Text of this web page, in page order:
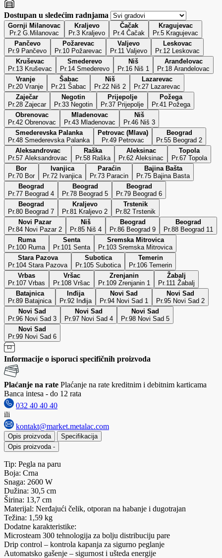
Dostupan u sledećim radnjama
Gornji Milanovac
Pr.2 G.Milanovac
Kraljevo
Pr.3 Kraljevo
Čačak
Pr.4 Čačak
Kragujevac
Pr.5 Kragujevac
Pančevo
Pr.9 Pančevo
Požarevac
Pr.10 Požarevac
Valjevo
Pr.11 Valjevo
Leskovac
Pr.12 Leskovac
Kruševac
Pr.13 Kruševac
Smederevo
Pr.14 Smederevo
Niš
Pr.16 Niš 1
Aranđelovac
Pr.18 Arandelovac
Vranje
Pr.20 Vranje
Šabac
Pr.21 Šabac
Niš
Pr.22 Niš 2
Lazarevac
Pr.27 Lazarevac
Zaječar
Pr.28 Zajecar
Negotin
Pr.33 Negotin
Prijepolje
Pr.37 Prijepolje
Požega
Pr.41 Požega
Obrenovac
Pr.42 Obrenovac
Mladenovac
Pr.43 Mladenovac
Niš
Pr.46 Niš 3
Smederevska Palanka
Pr.48 Smederevska Palanka
Petrovac (Mlava)
Pr.49 Petrovac
Beograd
Pr.55 Beograd 2
Aleksandrovac
Pr.57 Aleksandrovac
Raška
Pr.58 Raška
Aleksinac
Pr.62 Aleksinac
Topola
Pr.67 Topola
Bor
Pr.70 Bor
Ivanjica
Pr.72 Ivanjica
Paraćin
Pr.73 Paracin
Bajina Bašta
Pr.75 Bajina Basta
Beograd
Pr.77 Beograd 4
Beograd
Pr.78 Beograd 5
Beograd
Pr.79 Beograd 6
Beograd
Pr.80 Beograd 7
Kraljevo
Pr.81 Kraljevo 2
Trstenik
Pr.82 Trstenik
Novi Pazar
Pr.84 Novi Pazar 2
Niš
Pr.85 Niš 4
Beograd
Pr.86 Beograd 9
Beograd
Pr.88 Beograd 11
Ruma
Pr.100 Ruma
Senta
Pr.101 Senta
Sremska Mitrovica
Pr.103 Sremska Mitrovica
Stara Pazova
Pr.104 Stara Pazova
Subotica
Pr.105 Subotica
Temerin
Pr.106 Temerin
Vrbas
Pr.107 Vrbas
Vršac
Pr.108 Vršac
Zrenjanin
Pr.109 Zrenjanin 1
Žabalj
Pr.111 Žabalj
Batajnica
Pr.89 Batajnica
Inđija
Pr.92 Inđija
Novi Sad
Pr.94 Novi Sad 1
Novi Sad
Pr.95 Novi Sad 2
Novi Sad
Pr.96 Novi Sad 3
Novi Sad
Pr.97 Novi Sad 4
Novi Sad
Pr.98 Novi Sad 5
Novi Sad
Pr.99 Novi Sad 6
Informacije o isporuci specifičnih proizvoda
Plaćanje na rate Plaćanje na rate kreditnim i debitnim karticama
Banca intesa - do 12 rata
032 40 40 40
ili
kontakt@market.metalac.com
Opis proizvoda
Specifikacija
Opis proizvoda -
Tip: Pegla na paru
Boja: Crna
Snaga: 2600 W
Dužina: 30,5 cm
Širina: 13,7 cm
Materijal: Nerđajući čelik, otporan na habanje i dugotrajan
Težina: 1,59 kg
Dodatne karakteristike:
Microsteam 300 tehnologija za bolju distribuciju pare
Drip control – kontrola kapanja za sigurno peglanje
Automatsko gašenje – sigurnost i ušteda energije